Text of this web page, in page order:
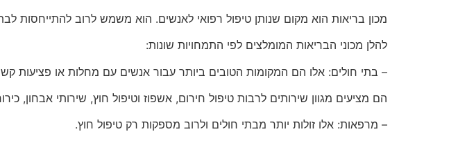
מכון בריאות הוא מקום שנותן טיפול רפואי לאנשים. הוא משמש לרוב להתייחסות
להלן מכוני הבריאות המומלצים לפי התמחויות שונות:
– בתי חולים: אלו הם המקומות הטובים ביותר עבור אנשים עם מחלות או פציעות
הם מציעים מגוון שירותים לרבות טיפול חירום, אשפוז וטיפול חוץ, שירותי אבחון,
– מרפאות: אלו זולות יותר מבתי חולים ולרוב מספקות רק טיפול חוץ.